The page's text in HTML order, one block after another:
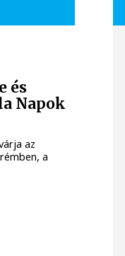
és
Napok
az
a